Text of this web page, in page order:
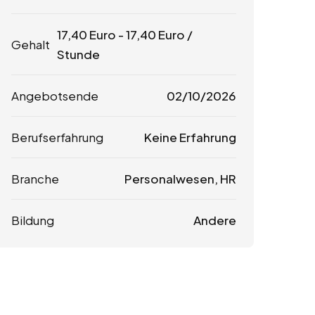
Gehalt
17,40 Euro -17,40 Euro /
Stunde
Angebotsende 02/10/2026
Berufserfahrung Keine Erfahrung
Branche Personalwesen, HR
Bildung Andere